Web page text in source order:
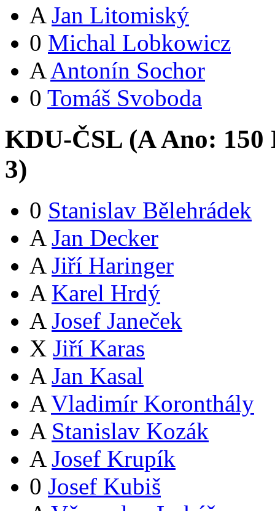
A Jan Litomiský
0 Michal Lobkowicz
A Antonín Sochor
0 Tomáš Svoboda
KDU-ČSL (AAno: 150
3)
0 Stanislav Bělehrádek
A Jan Decker
A Jiří Haringer
A Karel Hrdý
A Josef Janeček
X Jiří Karas
A Jan Kasal
A Vladimír Koronthály
A Stanislav Kozák
A Josef Krupík
0 Josef Kubiš